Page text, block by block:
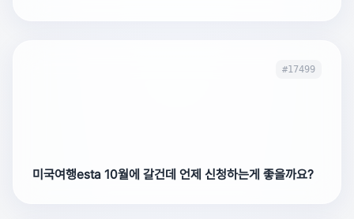
#17499
미국여행esta 10월에 갈건데 언제 신청하는게 좋을까요?